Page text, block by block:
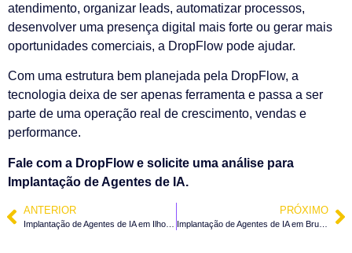
atendimento, organizar leads, automatizar processos,
desenvolver uma presença digital mais forte ou gerar mais
oportunidades comerciais, a DropFlow pode ajudar.
Com uma estrutura bem planejada pela DropFlow, a
tecnologia deixa de ser apenas ferramenta e passa a ser
parte de uma operação real de crescimento, vendas e
performance.
Fale com a DropFlow e solicite uma análise para
Implantação de Agentes de IA.
ANTERIOR PRÓXIMO
Implantação de Agentes de IA em Brusque – SC